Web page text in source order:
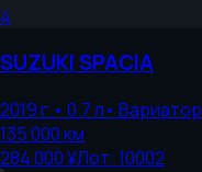
4
SUZUKISPACIA
2019г.• 0.7л• Вариатор
135 000км
284 000 ¥Лот: 10002